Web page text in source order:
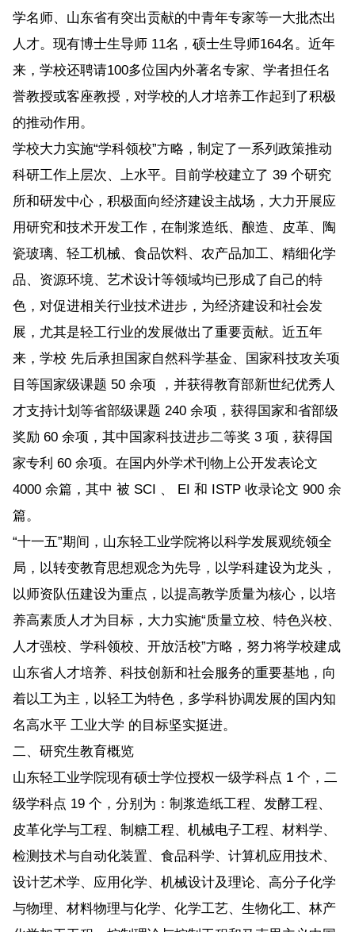
学名师、山东省有突出贡献的中青年专家等一大批杰出
人才。现有博士生导师 11名，硕士生导师164名。近年
来，学校还聘请100多位国内外著名专家、学者担任名
誉教授或客座教授，对学校的人才培养工作起到了积极
的推动作用。
学校大力实施“学科领校”方略，制定了一系列政策推动
科研工作上层次、上水平。目前学校建立了 39 个研究
所和研发中心，积极面向经济建设主战场，大力开展应
用研究和技术开发工作，在制浆造纸、酿造、皮革、陶
瓷玻璃、轻工机械、食品饮料、农产品加工、精细化学
品、资源环境、艺术设计等领域均已形成了自己的特
色，对促进相关行业技术进步，为经济建设和社会发
展，尤其是轻工行业的发展做出了重要贡献。近五年
来，学校 先后承担国家自然科学基金、国家科技攻关项
目等国家级课题 50 余项 ，并获得教育部新世纪优秀人
才支持计划等省部级课题 240 余项，获得国家和省部级
奖励 60 余项，其中国家科技进步二等奖 3 项，获得国
家专利 60 余项。在国内外学术刊物上公开发表论文
4000 余篇，其中 被 SCI 、 EI 和 ISTP 收录论文 900 余
篇。
“十一五”期间，山东轻工业学院将以科学发展观统领全
局，以转变教育思想观念为先导，以学科建设为龙头，
以师资队伍建设为重点，以提高教学质量为核心，以培
养高素质人才为目标，大力实施“质量立校、特色兴校、
人才强校、学科领校、开放活校”方略，努力将学校建成
山东省人才培养、科技创新和社会服务的重要基地，向
着以工为主，以轻工为特色，多学科协调发展的国内知
名高水平 工业大学 的目标坚实挺进。
二、研究生教育概览
山东轻工业学院现有硕士学位授权一级学科点 1 个，二
级学科点 19 个，分别为：制浆造纸工程、发酵工程、
皮革化学与工程、制糖工程、机械电子工程、材料学、
检测技术与自动化装置、食品科学、计算机应用技术、
设计艺术学、应用化学、机械设计及理论、高分子化学
与物理、材料物理与化学、化学工艺、生物化工、林产